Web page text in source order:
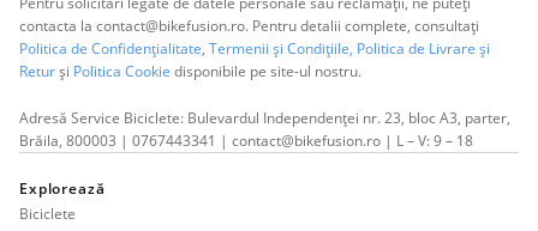
contacta la contact@bikefusion.ro. Pentru detalii complete, consultați
Politica de Confidențialitate, Termenii și Condițiile, Politica de Livrare și
Returși Politica Cookie disponibile pe site-ul nostru.
Adresă Service Biciclete: Bulevardul Independenței nr. 23, bloc A3, parter,
Brăila, 800003 | 0767443341 | contact@bikefusion.ro | L – V: 9 – 18
Explorează
Biciclete